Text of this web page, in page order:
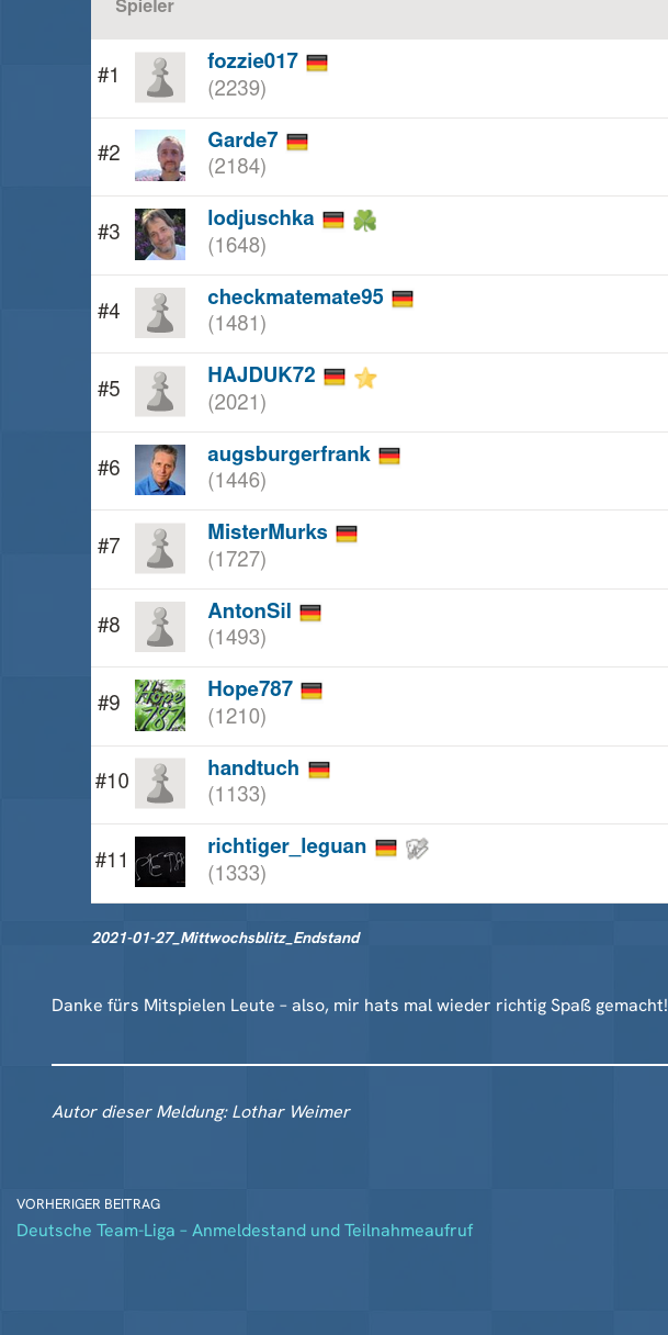
2021-01-27_Mittwochsblitz_Endstand
Danke fürs Mitspielen Leute – also, mir hats mal wieder richtig Spaß gemacht!
Autor dieser Meldung: Lothar Weimer
VORHERIGER BEITRAG
Deutsche Team-Liga – Anmeldestand und Teilnahmeaufruf